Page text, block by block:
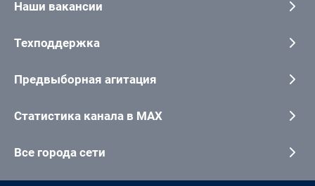
Наши вакансии
Техподдержка
Предвыборная агитация
Статистика канала в MAX
Все города сети